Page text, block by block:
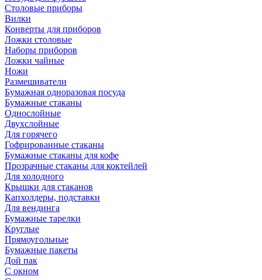
Столовые приборы
Вилки
Конверты для приборов
Ложки столовые
Наборы приборов
Ложки чайные
Ножи
Размешиватели
Бумажная одноразовая посуда
Бумажные стаканы
Однослойные
Двухслойные
Для горячего
Гофрированные стаканы
Бумажные стаканы для кофе
Прозрачные стаканы для коктейлей
Для холодного
Крышки для стаканов
Капхолдеры, подставки
Для вендинга
Бумажные тарелки
Круглые
Прямоугольные
Бумажные пакеты
Дой пак
С окном